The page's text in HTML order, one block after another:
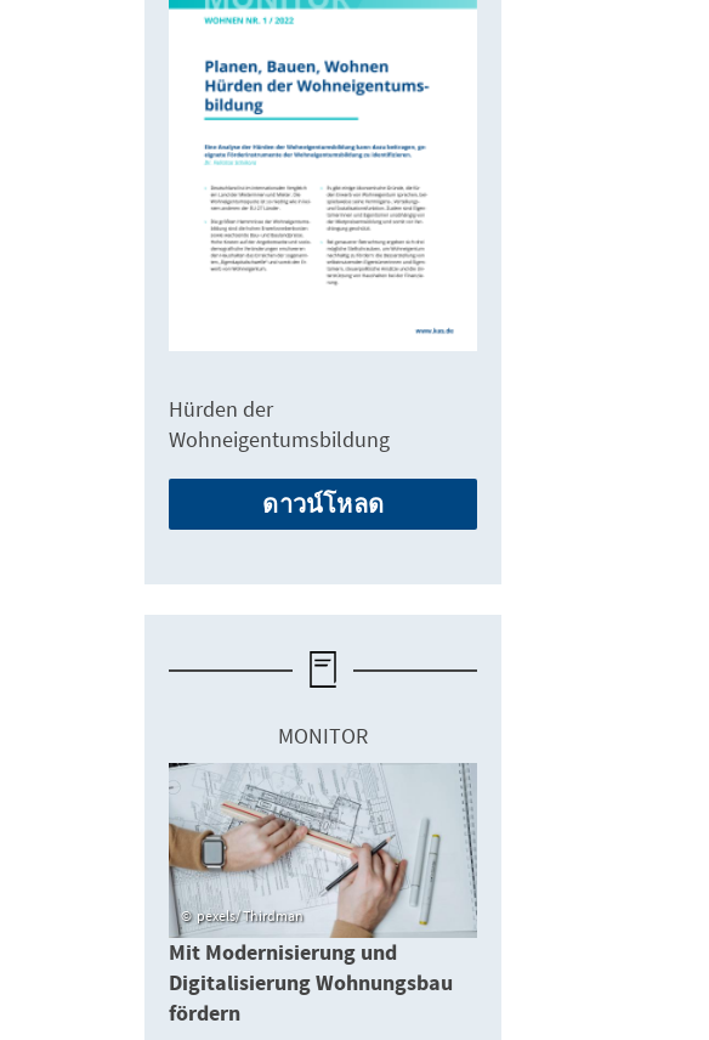
Hürden der
Wohneigentumsbildung
ดาวน์โหลด
MONITOR
pexels/ Thirdman
Mit Modernisierung und
Digitalisierung Wohnungsbau
fördern